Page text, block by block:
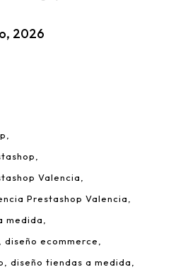
2026
Valencia
Prestashop Valencia
medida
diseño ecommerce
diseño tiendas a medida